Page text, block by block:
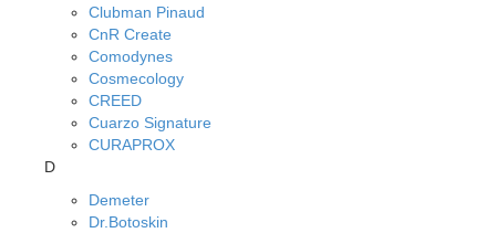
Clubman Pinaud
CnR Create
Comodynes
Cosmecology
CREED
Cuarzo Signature
CURAPROX
D
Demeter
Dr.Botoskin